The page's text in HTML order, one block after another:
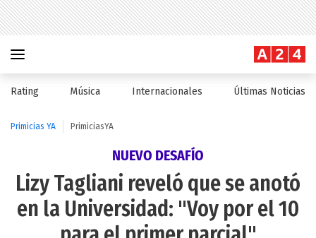
Rating Música Internacionales Últimas Noticias
Primicias YA PrimiciasYA
NUEVO DESAFÍO
Lizy Tagliani reveló que se anotó
en la Universidad: "Voy por el 10